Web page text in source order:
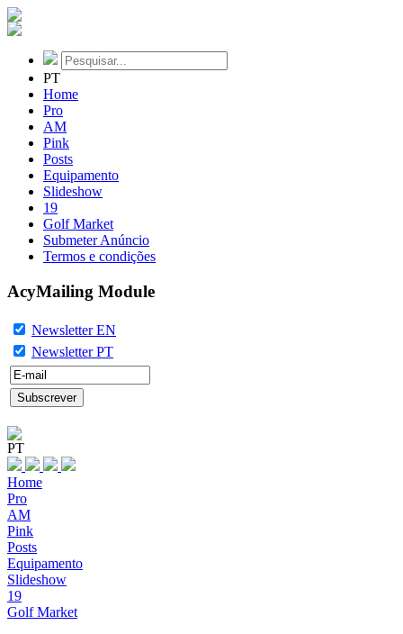
PT
Home
Pro
AM
Pink
Posts
Equipamento
Slideshow
19
Golf Market
Submeter Anúncio
Termos e condições
AcyMailing Module
Newsletter EN
Newsletter PT
PT
Home
Pro
AM
Pink
Posts
Equipamento
Slideshow
19
Golf Market